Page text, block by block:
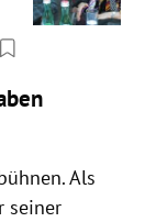
Als
seiner